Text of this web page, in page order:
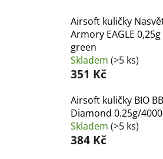
Airsoft kuličky
Armory EAGLE
green
Skladem (>5 ks)
351 Kč
Airsoft kuličky BIO
Diamond 0.25g/
Skladem (>5 ks)
384 Kč